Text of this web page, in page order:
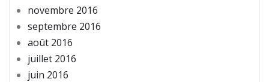
novembre 2016
septembre 2016
août 2016
juillet 2016
juin 2016